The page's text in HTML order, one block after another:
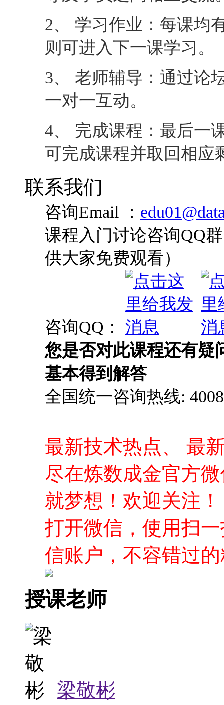
2、 学习作业：每课均
则可进入下一课学习。
3、 老师辅导：通过论
一对一互动。
4、 完成课程：最后一
可完成课程并取回相应
联系我们
咨询Email ：
课程入门讨论咨询QQ
供大家免费观看）
咨询QQ：
您是否对此课程还有疑
基本得到解答
全国统一咨询热线:
最新技术热点、 最
尽在炼数成金官方
就梦想！欢迎关注！
打开微信，使用扫
信账户，不容错过
授课老师
梁敬彬